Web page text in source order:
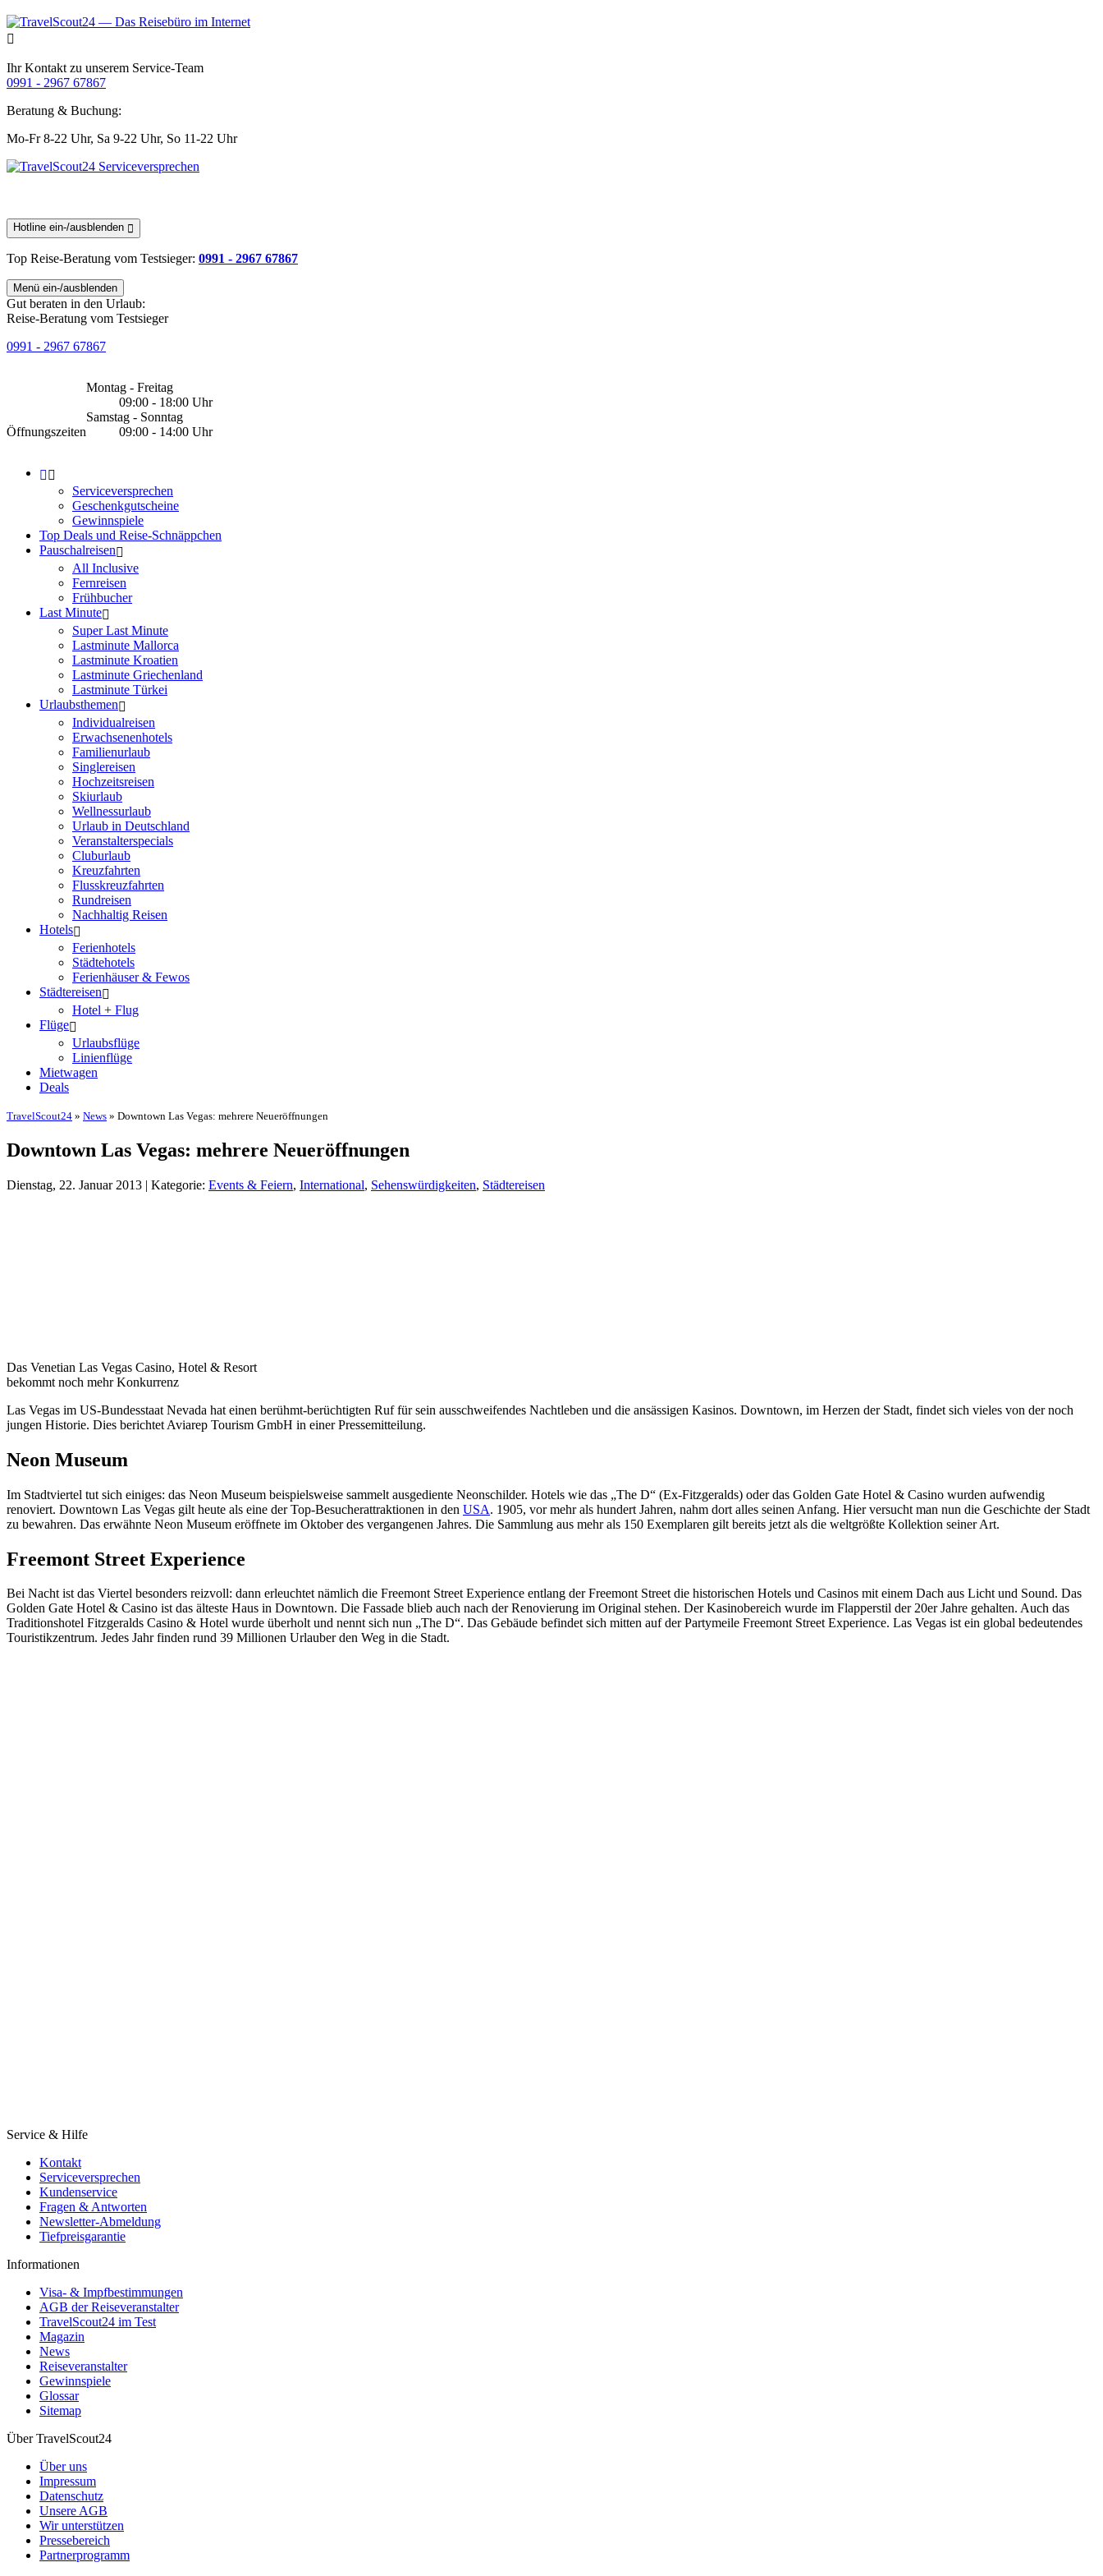
Ihr Kontakt zu unserem Service-Team
0991 - 2967 67867
Beratung & Buchung:
Mo-Fr 8-22 Uhr, Sa 9-22 Uhr, So 11-22 Uhr
Hotline ein-/ausblenden
Top Reise-Beratung vom Testsieger: 0991 - 2967 67867
Menü ein-/ausblenden
Gut beraten in den Urlaub:
Reise-Beratung vom Testsieger
0991 - 2967 67867
Öffnungszeiten
Montag - Freitag
09:00 - 18:00 Uhr
Samstag - Sonntag
09:00 - 14:00 Uhr
Serviceversprechen
Geschenkgutscheine
Gewinnspiele
Top Deals und Reise-Schnäppchen
Pauschalreisen
All Inclusive
Fernreisen
Frühbucher
Last Minute
Super Last Minute
Lastminute Mallorca
Lastminute Kroatien
Lastminute Griechenland
Lastminute Türkei
Urlaubsthemen
Individualreisen
Erwachsenenhotels
Familienurlaub
Singlereisen
Hochzeitsreisen
Skiurlaub
Wellnessurlaub
Urlaub in Deutschland
Veranstalterspecials
Cluburlaub
Kreuzfahrten
Flusskreuzfahrten
Rundreisen
Nachhaltig Reisen
Hotels
Ferienhotels
Städtehotels
Ferienhäuser & Fewos
Städtereisen
Hotel + Flug
Flüge
Urlaubsflüge
Linienflüge
Mietwagen
Deals
TravelScout24 » News » Downtown Las Vegas: mehrere Neueröffnungen
Downtown Las Vegas: mehrere Neueröffnungen
Dienstag, 22. Januar 2013 | Kategorie: Events & Feiern, International, Sehenswürdigkeiten, Städtereisen
Das Venetian Las Vegas Casino, Hotel & Resort
bekommt noch mehr Konkurrenz
Las Vegas im US-Bundesstaat Nevada hat einen berühmt-berüchtigten Ruf für sein ausschweifendes Nachtleben und die ansässigen Kasinos. Downtown, im Herzen der Stadt, findet sich vieles von der noch
jungen Historie. Dies berichtet Aviarep Tourism GmbH in einer Pressemitteilung.
Neon Museum
Im Stadtviertel tut sich einiges: das Neon Museum beispielsweise sammelt ausgediente Neonschilder. Hotels wie das „The D“ (Ex-Fitzgeralds) oder das Golden Gate Hotel & Casino wurden aufwendig
renoviert. Downtown Las Vegas gilt heute als eine der Top-Besucherattraktionen in den USA. 1905, vor mehr als hundert Jahren, nahm dort alles seinen Anfang. Hier versucht man nun die Geschichte der Stadt
zu bewahren. Das erwähnte Neon Museum eröffnete im Oktober des vergangenen Jahres. Die Sammlung aus mehr als 150 Exemplaren gilt bereits jetzt als die weltgrößte Kollektion seiner Art.
Freemont Street Experience
Bei Nacht ist das Viertel besonders reizvoll: dann erleuchtet nämlich die Freemont Street Experience entlang der Freemont Street die historischen Hotels und Casinos mit einem Dach aus Licht und Sound. Das
Golden Gate Hotel & Casino ist das älteste Haus in Downtown. Die Fassade blieb auch nach der Renovierung im Original stehen. Der Kasinobereich wurde im Flapperstil der 20er Jahre gehalten. Auch das
Traditionshotel Fitzgeralds Casino & Hotel wurde überholt und nennt sich nun „The D“. Das Gebäude befindet sich mitten auf der Partymeile Freemont Street Experience. Las Vegas ist ein global bedeutendes
Touristikzentrum. Jedes Jahr finden rund 39 Millionen Urlauber den Weg in die Stadt.
Service & Hilfe
Kontakt
Serviceversprechen
Kundenservice
Fragen & Antworten
Newsletter-Abmeldung
Tiefpreisgarantie
Informationen
Visa- & Impfbestimmungen
AGB der Reiseveranstalter
TravelScout24 im Test
Magazin
News
Reiseveranstalter
Gewinnspiele
Glossar
Sitemap
Über TravelScout24
Über uns
Impressum
Datenschutz
Unsere AGB
Wir unterstützen
Pressebereich
Partnerprogramm